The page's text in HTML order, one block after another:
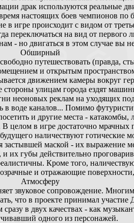
драк используются реальные
настоящих боев чемпионов по
в игре происходит с видом от
переключаться на вид от первого
- но двигаться в этом случае вы
Обширный
путешествовать (правда,
и открытым
движением камеры вокруг
стороны улицам города ездят
неоновых реклам на уходящих
в воде каналов... Помимо
и другие места - катакомбы,
целом в игре достаточно мрачных
наличествуют готические
застывшей маской - их выражение
их губы действительно
Кроме того,
и отражающие
Атмосферу
звуковое сопровождение.
что в проекте принимал участие
в двух качествах - как
одного из персонажей.